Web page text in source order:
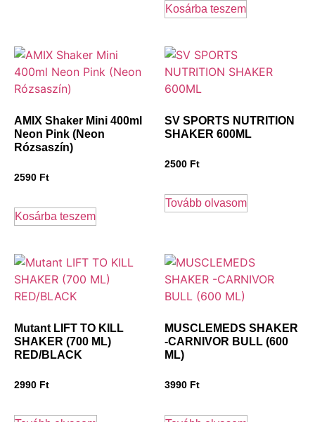
Kosárba teszem
AMIX Shaker Mini 400ml
Neon Pink (Neon
Rózsaszín)
2590 Ft
Kosárba teszem
SV SPORTS NUTRITION
SHAKER 600ML
2500 Ft
Tovább olvasom
Mutant LIFT TO KILL
SHAKER (700 ML)
RED/BLACK
2990 Ft
MUSCLEMEDS SHAKER
-CARNIVOR BULL (600
ML)
3990 Ft